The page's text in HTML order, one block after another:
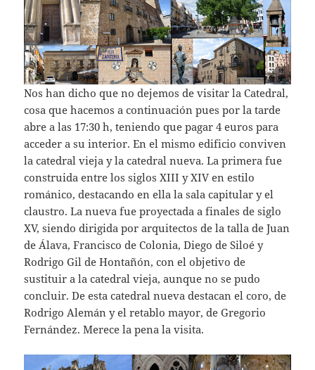
Nos han dicho que no dejemos de visitar la Catedral,
cosa que hacemos a continuación pues por la tarde
abre a las 17:30 h, teniendo que pagar 4 euros para
acceder a su interior. En el mismo edificio conviven
la catedral vieja y la catedral nueva. La primera fue
construida entre los siglos XIII y XIV en estilo
románico, destacando en ella la sala capitular y el
claustro. La nueva fue proyectada a finales de siglo
XV, siendo dirigida por arquitectos de la talla de Juan
de Álava, Francisco de Colonia, Diego de Siloé y
Rodrigo Gil de Hontañón, con el objetivo de
sustituir a la catedral vieja, aunque no se pudo
concluir. De esta catedral nueva destacan el coro, de
Rodrigo Alemán y el retablo mayor, de Gregorio
Fernández. Merece la pena la visita.